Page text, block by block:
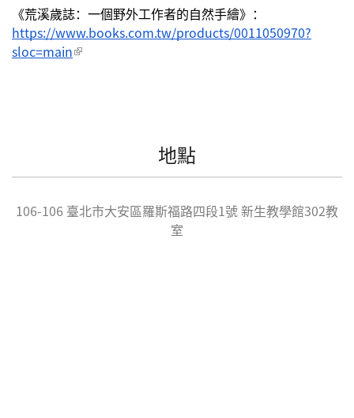
《荒溪歲誌：一個野外工作者的自然手繪》：
https://www.books.com.tw/products/0011050970?
sloc=main(link is external)
地點
106-106 臺北市大安區羅斯福路四段1號 新生教學館302教
室